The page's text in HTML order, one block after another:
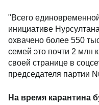
"Всего
инициативе
охвачено более 550
семей это почти 2 млн
своей странице в
председателя партии
На время карантина